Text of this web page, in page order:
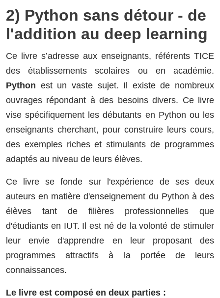
2) Python sans détour - de
l'addition au deep learning
Ce livre s’adresse aux enseignants, référents TICE
des établissements scolaires ou en académie.
Python est un vaste sujet. Il existe de nombreux
ouvrages répondant à des besoins divers. Ce livre
vise spécifiquement les débutants en Python ou les
enseignants cherchant, pour construire leurs cours,
des exemples riches et stimulants de programmes
adaptés au niveau de leurs élèves.
Ce livre se fonde sur l'expérience de ses deux
auteurs en matière d'enseignement du Python à des
élèves tant de filières professionnelles que
d'étudiants en IUT. Il est né de la volonté de stimuler
leur envie d'apprendre en leur proposant des
programmes attractifs à la portée de leurs
connaissances.
Le livre est composé en deux parties :